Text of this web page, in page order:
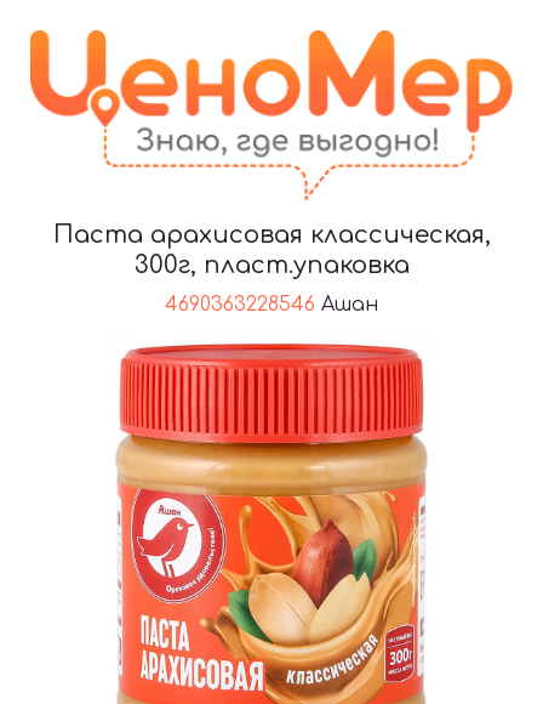
Паста арахисовая классическая,
300г, пласт.упаковка
4690363228546 Ашан